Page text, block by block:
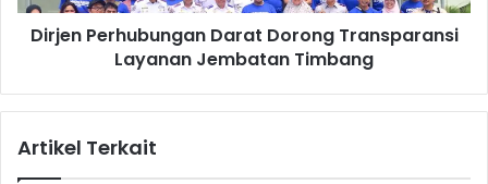
n
I
r
g
Dirjen Perhubungan Darat Dorong Transparansi
Layanan Jembatan Timbang
Artikel Terkait